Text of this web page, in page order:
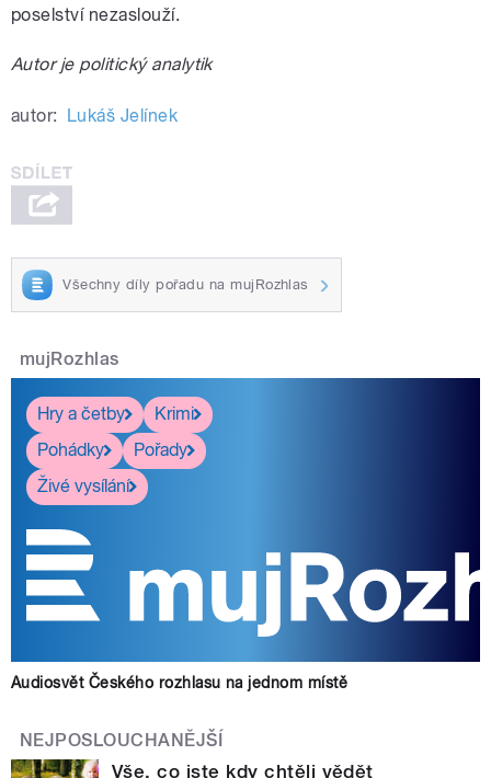
poselství nezaslouží.
Autor je politický analytik
autor: Lukáš Jelínek
Všechny díly pořadu na mujRozhlas
mujRozhlas
Hry a četby
Krimi
Pohádky
Pořady
Živé vysílání
Audiosvět Českého rozhlasu na jednom místě
NEJPOSLOUCHANĚJŠÍ
Vše, co jste kdy chtěli vědět